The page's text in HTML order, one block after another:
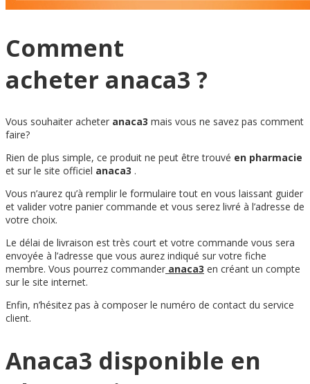
Comment
acheter anaca3 ?
Vous souhaiter acheter anaca3 mais vous ne savez pas comment
faire?
Rien de plus simple, ce produit ne peut être trouvé en pharmacie
et sur le site officiel anaca3 .
Vous n’aurez qu’à remplir le formulaire tout en vous laissant guider
et valider votre panier commande et vous serez livré à l’adresse de
votre choix.
Le délai de livraison est très court et votre commande vous sera
envoyée à l’adresse que vous aurez indiqué sur votre fiche
membre. Vous pourrez commander anaca3 en créant un compte
sur le site internet.
Enfin, n’hésitez pas à composer le numéro de contact du service
client.
Anaca3 disponible en